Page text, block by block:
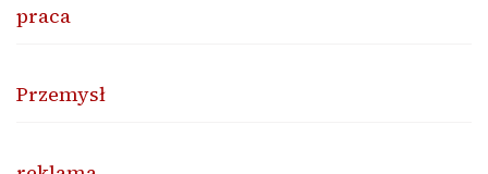
praca
Przemysł